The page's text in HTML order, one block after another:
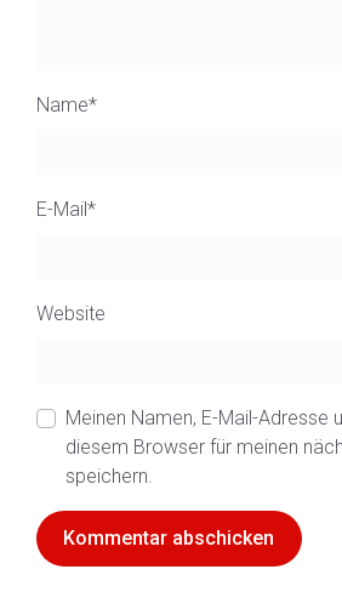
Name*
E-Mail*
Website
Meinen Namen, E-Mail-Adresse
diesem Browser für meinen
speichern.